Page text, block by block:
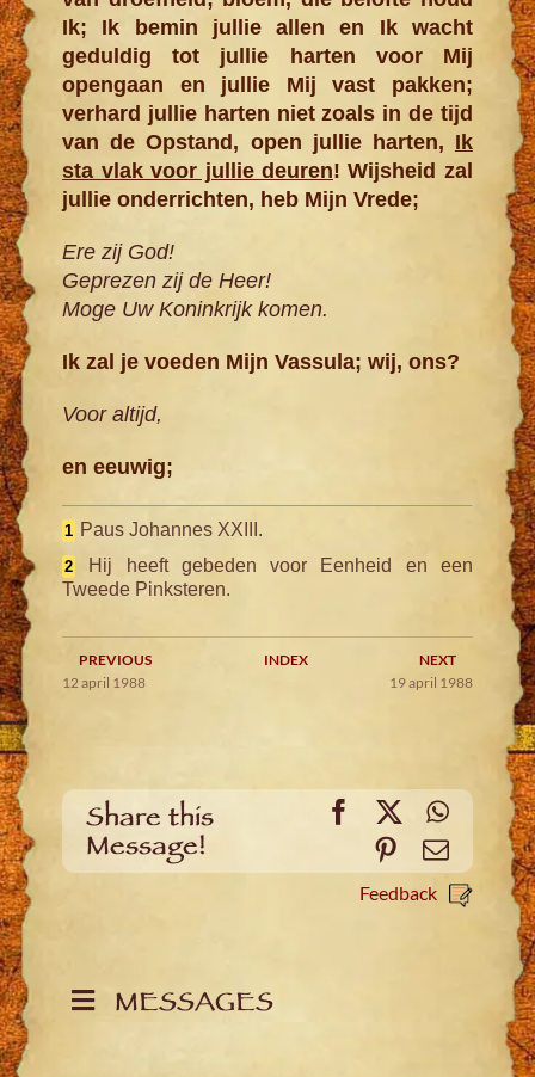
Ik; Ik bemin jullie allen en Ik wacht
geduldig tot jullie harten voor Mij
opengaan en jullie Mij vast pakken;
verhard jullie harten niet zoals in de tijd
van de Opstand, open jullie harten, Ik
sta vlak voor jullie deuren! Wijsheid zal
jullie onderrichten, heb Mijn Vrede;
Ere zij God!
Geprezen zij de Heer!
Moge Uw Koninkrijk komen.
Ik zal je voeden Mijn Vassula; wij, ons?
Voor altijd,
en eeuwig;
1 Paus Johannes XXIII.
2
Hij heeft gebeden voor Eenheid en een
Tweede Pinksteren.
PREVIOUS INDEX
NEXT
12 april 1988
19 april 1988
Share this
Message!
Facebook
X
PinterestEmail
Feedback
MESSAGES